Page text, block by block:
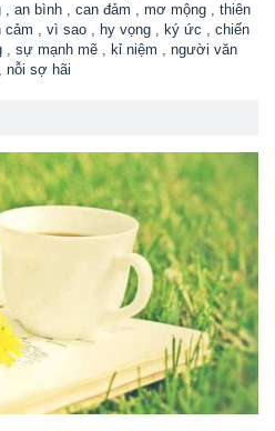
, an bình , can đảm , mơ mộng , thiên
cảm , vì sao , hy vọng , ký ức , chiến
, sự mạnh mẽ , kỉ niệm , người văn
, nỗi sợ hãi